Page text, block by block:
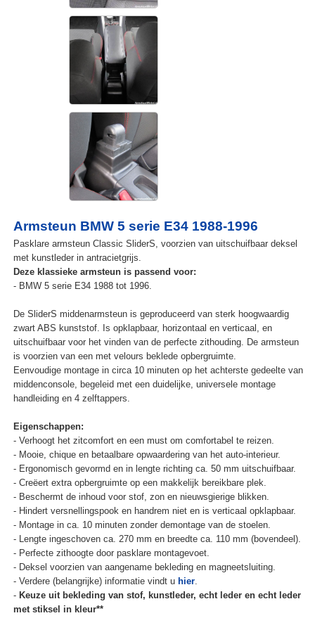
Armsteun BMW 5 serie E34 1988-1996
Pasklare armsteun Classic SliderS, voorzien van uitschuifbaar deksel
met kunstleder in antracietgrijs.
Deze klassieke armsteun is passend voor:
- BMW 5 serie E34 1988 tot 1996.
De SliderS middenarmsteun is geproduceerd van sterk hoogwaardig
zwart ABS kunststof. Is opklapbaar, horizontaal en verticaal, en
uitschuifbaar voor het vinden van de perfecte zithouding. De armsteun
is voorzien van een met velours beklede opbergruimte.
Eenvoudige montage in circa 10 minuten op het achterste gedeelte van
middenconsole, begeleid met een duidelijke, universele montage
handleiding en 4 zelftappers.
Eigenschappen:
- Verhoogt het zitcomfort en een must om comfortabel te reizen.
- Mooie, chique en betaalbare opwaardering van het auto-interieur.
- Ergonomisch gevormd en in lengte richting ca. 50 mm uitschuifbaar.
- Creëert extra opbergruimte op een makkelijk bereikbare plek.
- Beschermt de inhoud voor stof, zon en nieuwsgierige blikken.
- Hindert versnellingspook en handrem niet en is verticaal opklapbaar.
- Montage in ca. 10 minuten zonder demontage van de stoelen.
- Lengte ingeschoven ca. 270 mm en breedte ca. 110 mm (bovendeel).
- Perfecte zithoogte door pasklare montagevoet.
- Deksel voorzien van aangename bekleding en magneetsluiting.
- Verdere (belangrijke) informatie vindt u hier.
- Keuze uit bekleding van stof, kunstleder, echt leder en echt leder
met stiksel in kleur**